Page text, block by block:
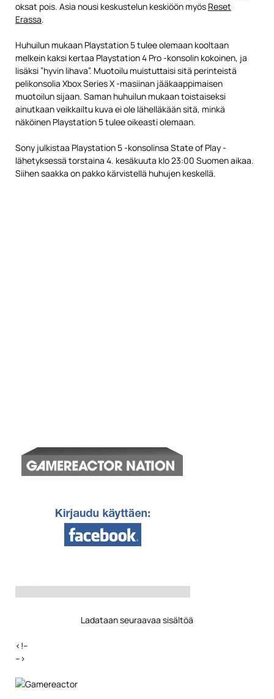
oksat pois. Asia nousi keskustelun keskiöön myös Reset
Erassa.
Huhuilun mukaan Playstation 5 tulee olemaan kooltaan
melkein kaksi kertaa Playstation 4 Pro -konsolin kokoinen, ja
lisäksi ”hyvin lihava”. Muotoilu muistuttaisi sitä perinteistä
pelikonsolia Xbox Series X -masiinan jääkaappimaisen
muotoilun sijaan. Saman huhuilun mukaan toistaiseksi
ainutkaan veikkailtu kuva ei ole lähelläkään sitä, minkä
näköinen Playstation 5 tulee oikeasti olemaan.
Sony julkistaa Playstation 5 -konsolinsa State of Play -
lähetyksessä torstaina 4. kesäkuuta klo 23:00 Suomen aikaa.
Siihen saakka on pakko kärvistellä huhujen keskellä.
Ladataan seuraavaa sisältöä
<!–
–>